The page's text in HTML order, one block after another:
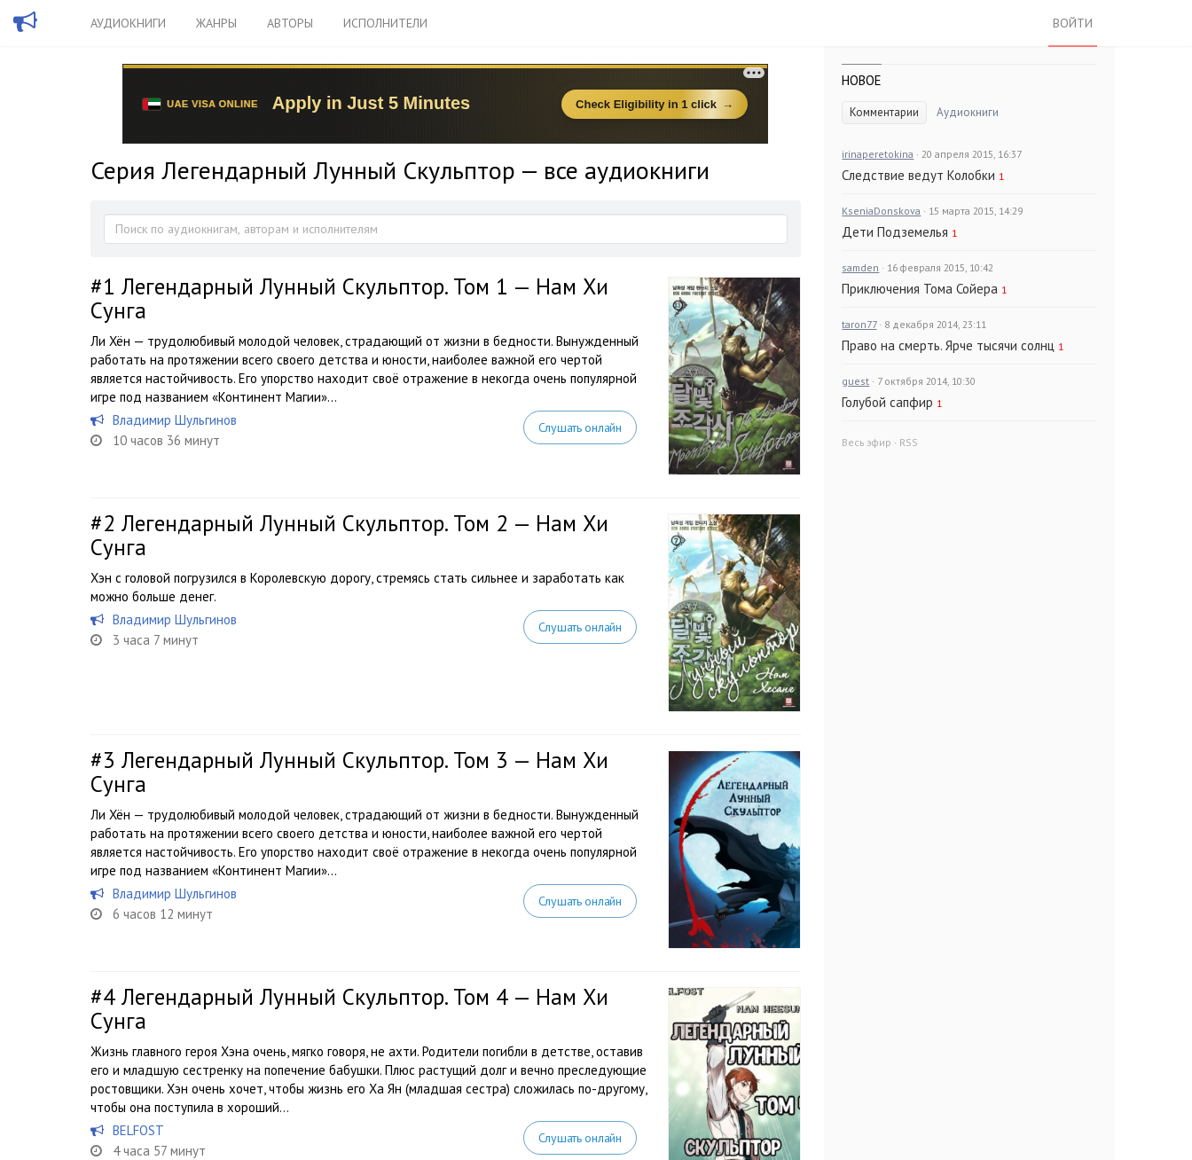
АУДИОКНИГИ ЖАНРЫ АВТОРЫ ИСПОЛНИТЕЛИ ВОЙТИ
Серия Легендарный Лунный Скульптор — все аудиокниги
#1 Легендарный Лунный Скульптор. Том 1 — Нам Хи
Сунга
Ли Хён — трудолюбивый молодой человек, страдающий от жизни в бедности. Вынужденный
работать на протяжении всего своего детства и юности, наиболее важной его чертой
является настойчивость. Его упорство находит своё отражение в некогда очень популярной
игре под названием «Континент Магии»...
Владимир Шульгинов
10 часов 36 минут
Слушать онлайн
#2 Легендарный Лунный Скульптор. Том 2 — Нам Хи
Сунга
Хэн с головой погрузился в Королевскую дорогу, стремясь стать сильнее и заработать как
можно больше денег.
Владимир Шульгинов
3 часа 7 минут
Слушать онлайн
#3 Легендарный Лунный Скульптор. Том 3 — Нам Хи
Сунга
Ли Хён — трудолюбивый молодой человек, страдающий от жизни в бедности. Вынужденный
работать на протяжении всего своего детства и юности, наиболее важной его чертой
является настойчивость. Его упорство находит своё отражение в некогда очень популярной
игре под названием «Континент Магии»...
Владимир Шульгинов
6 часов 12 минут
Слушать онлайн
#4 Легендарный Лунный Скульптор. Том 4 — Нам Хи
Сунга
Жизнь главного героя Хэна очень, мягко говоря, не ахти. Родители погибли в детстве, оставив
его и младшую сестренку на попечение бабушки. Плюс растущий долг и вечно преследующие
ростовщики. Хэн очень хочет, чтобы жизнь его Ха Ян (младшая сестра) сложилась по-другому,
чтобы она поступила в хороший...
BELFOST
4 часа 57 минут
Слушать онлайн
НОВОЕ
Комментарии Аудиокниги
irinaperetokina · 20 апреля 2015, 16:37
Следствие ведут Колобки 1
KseniaDonskova · 15 марта 2015, 14:29
Дети Подземелья 1
samden · 16 февраля 2015, 10:42
Приключения Тома Сойера 1
taron77 · 8 декабря 2014, 23:11
Право на смерть. Ярче тысячи солнц 1
guest · 7 октября 2014, 10:30
Голубой сапфир 1
Весь эфир · RSS